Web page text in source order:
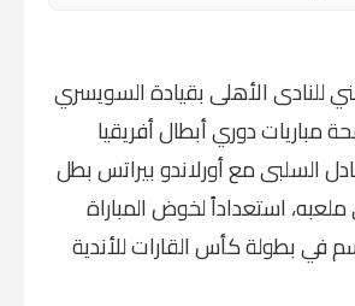
للنادى الأهلى بقيادة السويسري
مباريات دوري أبطال أفريقيا
السلبى مع أورلاندو بيراتس بطل
استعداداً لخوض المباراة
في بطولة كأس القارات للأندية